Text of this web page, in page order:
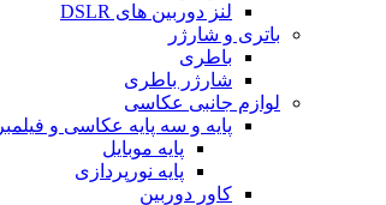
لنز دوربین های DSLR
باتری و شارژر
باطری
شارژر باطری
لوازم جانبی عکاسی
پایه و سه پایه عکاسی و
پایه موبایل
پایه نورپردازی
کاور دوربین